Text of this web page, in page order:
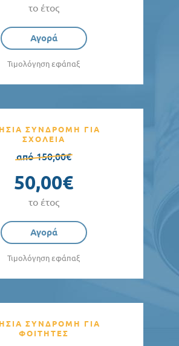
το έτος
Αγορά
Τιμολόγηση εφάπαξ
ΣΥΝΔΡΟΜΗ ΓΙΑ
ΣΧΟΛΕΙΑ
από 150,00€
50,00€
το έτος
Αγορά
Τιμολόγηση εφάπαξ
ΣΥΝΔΡΟΜΗ ΓΙΑ
ΦΟΙΤΗΤΕΣ